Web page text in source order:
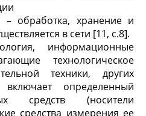
– обработка, хранение и
в сети [11, c.8].
информационные
технологическое
техники, других
включает определенный
средств (носители
средства измерения ее